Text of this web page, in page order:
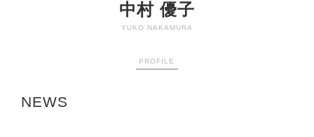
中村 優子
YUKO NAKAMURA
PROFILE
NEWS